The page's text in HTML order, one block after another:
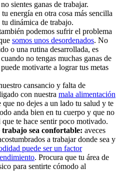
sientes ganas de trabajar.
energía en otra cosa más sencilla
dinámica de trabajo.
podemos sufrir el problema
somos unos desordenados. No
o una rutina desarrollada, es
no tengas muchas ganas de
motivarte a lograr tus metas
cansancio y falta de
con nuestra mala alimentación
que no dejes a un lado tu salud y te
anda bien en tu cuerpo y que no
te hace sentir poco motivado.
sea confortable: aveces
a trabajar donde sea y
puede ser un factor
. Procura que tu área de
para sentirte cómodo al